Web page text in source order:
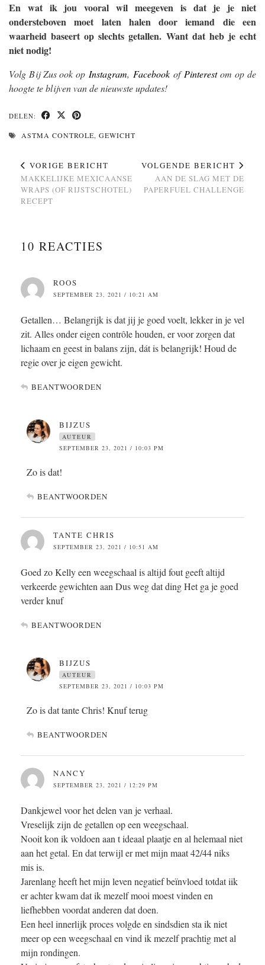
En wat ik jou vooral wil meegeven is dat je je niet
ondersteboven moet laten halen door iemand die een
waarheid baseert op slechts getallen. Want dat heb je echt
niet nodig!
Volg Bij Zus ook opInstagram, Facebook ofPinterestom op de
hoogte te blijven van de nieuwste updates!
DELEN:
ASTMA CONTROLE, GEWICHT
VORIGE BERICHT
MAKKELIJKE MEXICAANSE
WRAPS (OF RIJSTSCHOTEL)
RECEPT
VOLGENDE BERICHT
AAN DE SLAG MET DE
PAPERFUEL CHALLENGE
10 REACTIES
ROOS
SEPTEMBER 23, 2021 / 10:21 AM
Getallen… Belangrijk is dat jij je goed voelt, lekker in je vel
zit. Alles onder eigen contrôle houden, er voor zorgen dat
lichaam en geest in balans zijn, dát is belangrijk! Houd de
regie over je eigen gewicht.
BEANTWOORDEN
BIJZUS
AUTEUR
SEPTEMBER 23, 2021 / 10:03 PM
Zo is dat!
BEANTWOORDEN
TANTE CHRIS
SEPTEMBER 23, 2021 / 10:51 AM
Goed zo Kelly een weegschaal is altijd fout geeft altijd
verkeerde gewichten aan Dus weg dat ding Het ga je goed
verder knuf
BEANTWOORDEN
BIJZUS
AUTEUR
SEPTEMBER 23, 2021 / 10:03 PM
Zo is dat tante Chris! Knuf terug
BEANTWOORDEN
NANCY
SEPTEMBER 23, 2021 / 12:29 PM
Dankjewel voor het delen van je verhaal.
Vreselijk zijn de getallen op een weegschaal.
Nooit kon ik voldoen aan t ideaal plaatje en al helemaal niet
aan het getal. En dat terwijl er met mijn maat 42/44 niks
mis is.
Jarenlang heeft het mijn leven negatief beïnvloed totdat iik
er achter kwam dat ik mezelf mooi moest vinden en
liefhebben voordat anderen dat doen.
Een heel innerlijk proces volgde en sindsdien sta ik niet
meer op een weegschaal en vind ik mezelf prachtig met al
mijn rondingen.